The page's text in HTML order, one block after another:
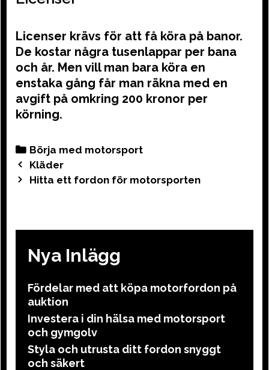
Licenser krävs för att få köra på banor.
De kostar några tusenlappar per bana
och år. Men vill man bara köra en
enstaka gång får man räkna med en
avgift på omkring 200 kronor per
körning.
Categories
Börja med motorsport
Post
navigation
Kläder
Hitta ett fordon för motorsporten
Nya Inlägg
Fördelar med att köpa motorfordon på
auktion
Investera i din hälsa med motorsport
och gymgolv
Styla och utrusta ditt fordon snyggt
och säkert